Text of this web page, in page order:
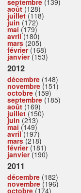
septembre (139)
août (128)
juillet(118)
juin (172)
mai (179)
avril(180)
mars(205)
février(168)
janvier(153)
2012
décembre (148)
novembre (151)
octobre (159)
septembre (185)
août (169)
juillet(150)
juin (213)
mai (149)
avril(197)
mars(218)
février(181)
janvier(190)
2011
décembre (182)
novembre (196)
octobre (174)